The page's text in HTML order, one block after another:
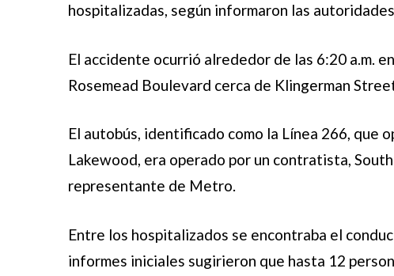
hospitalizadas, según informaron las
El accidente ocurrió alrededor de las 6:20 a.m. en
Rosemead Boulevard cerca de Klingerman
El autobús, identificado como la Línea 266, que
Lakewood, era operado por un contratista,
representante de Metro.
Entre los hospitalizados se encontraba el
informes iniciales sugirieron que hasta 12